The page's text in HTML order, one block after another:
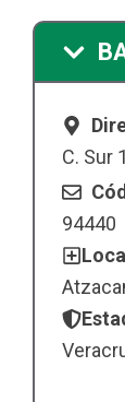
C. Sur
94440